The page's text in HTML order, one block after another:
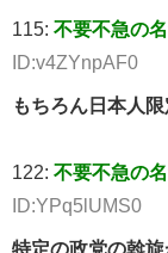
115: 不要不急の
ID:v4ZYnpAF0
もちろん日本人
122: 不要不急の
ID:YPq5lUMS0
特定の政党の斡